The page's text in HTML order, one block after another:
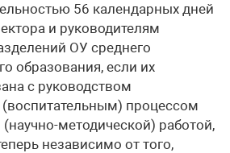
56 календарных дней
и руководителям
ОУ среднего
образования, если их
с руководством
процессом
методической) работой,
независимо от того,